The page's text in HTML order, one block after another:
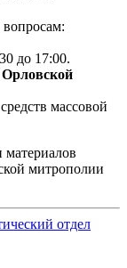
до 17:00.
массовой
митрополии
отдел